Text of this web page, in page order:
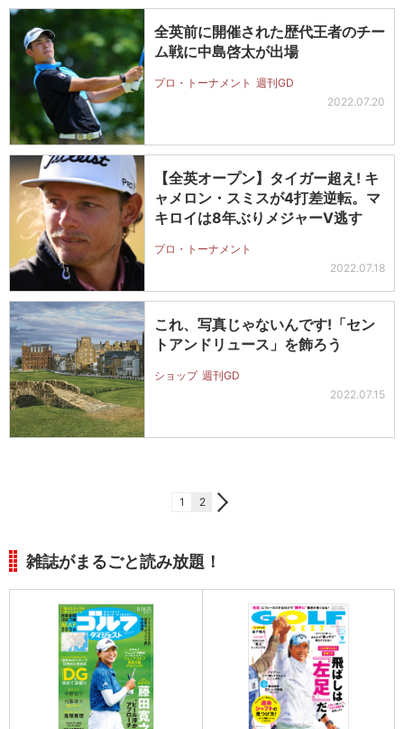
全英前に開催された歴代王者のチー
ム戦に中島啓太が出場
プロ・トーナメント 週刊GD
2022.07.20
【全英オープン】タイガー超え! キ
ャメロン・スミスが4打差逆転。マ
キロイは8年ぶりメジャーV逃す
プロ・トーナメント
2022.07.18
これ、写真じゃないんです!「セン
トアンドリュース」を飾ろう
ショップ 週刊GD
2022.07.15
1 2
雑誌がまるごと読み放題！